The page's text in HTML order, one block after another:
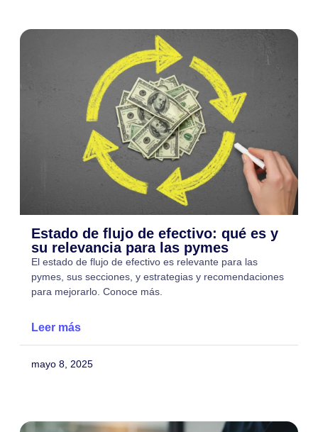
Estado de flujo de efectivo: qué es y
su relevancia para las pymes
El estado de flujo de efectivo es relevante para las
pymes, sus secciones, y estrategias y recomendaciones
para mejorarlo. Conoce más.
Leer más
mayo 8, 2025